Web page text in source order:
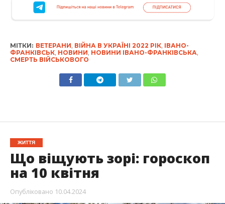
МІТКИ: ВЕТЕРАНИ, ВІЙНА В УКРАЇНІ 2022 РІК, ІВАНО-
ФРАНКІВСЬК, НОВИНИ, НОВИНИ ІВАНО-ФРАНКІВСЬКА,
СМЕРТЬ ВІЙСЬКОВОГО
ЖИТТЯ
Що віщують зорі: гороскоп
на 10 квітня
Опубліковано 10.04.2024